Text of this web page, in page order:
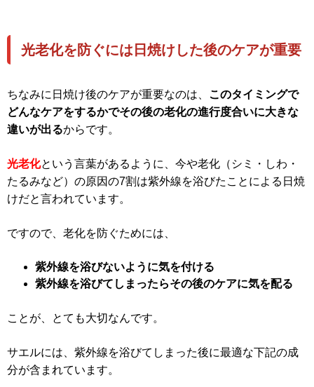
光老化を防ぐには日焼けした後のケアが重要
ちなみに日焼け後のケアが重要なのは、 このタイミングで
どんなケアをするかでその後の老化の進行度合いに大きな
違いが出るからです。
光老化という言葉があるように、今や老化（シミ・しわ・
たるみなど）の原因の7割は紫外線を浴びたことによる日焼
けだと言われています。
ですので、老化を防ぐためには、
紫外線を浴びないように気を付ける
紫外線を浴びてしまったらその後のケアに気を配る
ことが、とても大切なんです。
サエルには、紫外線を浴びてしまった後に最適な下記の成
分が含まれています。